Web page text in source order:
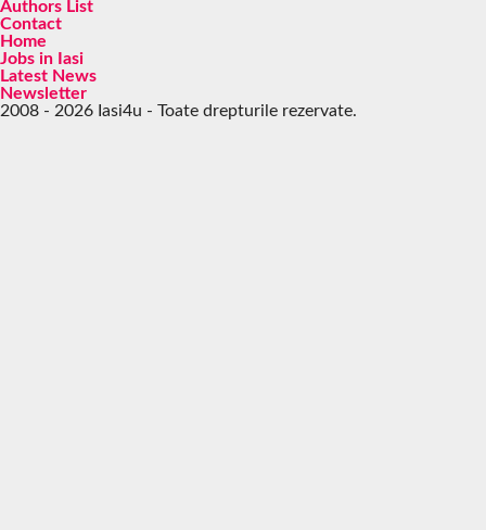
Authors List
Contact
Home
Jobs in Iasi
Latest News
Newsletter
2008 - 2026 Iasi4u - Toate drepturile rezervate.